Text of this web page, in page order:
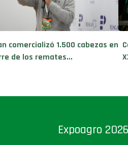
comercializó 1.500 cabezas en
de los remates...
Expoagro 2026